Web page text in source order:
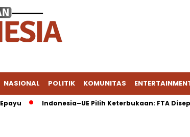
NASIONAL POLITIK KOMUNITAS
Indonesia–UE Pilih Keterbukaan: FTA